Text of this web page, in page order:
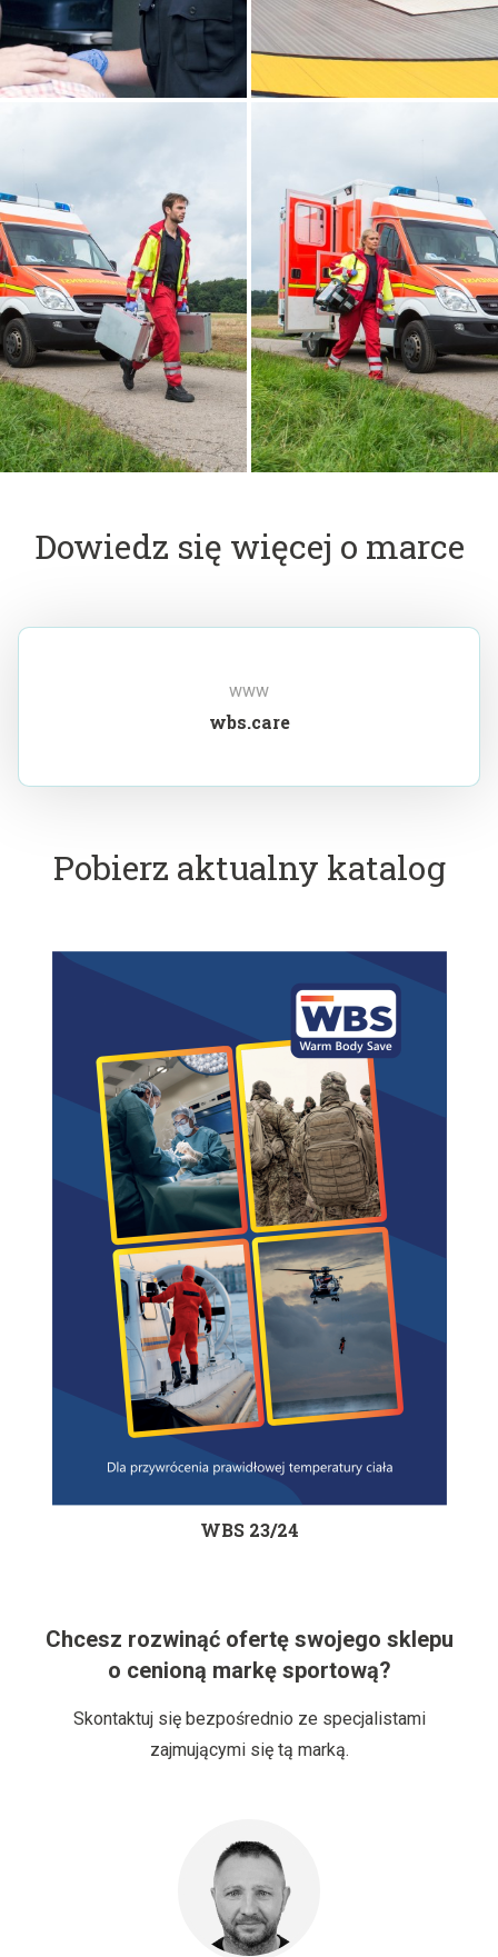
Dowiedz się więcej o marce
www
wbs.care
Pobierz aktualny katalog
WBS 23/24
Chcesz rozwinąć ofertę swojego sklepu
o cenioną markę sportową?
Skontaktuj się bezpośrednio ze specjalistami
zajmującymi się tą marką.